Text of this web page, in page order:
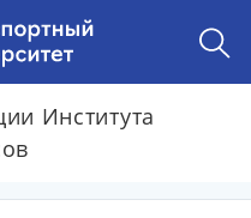
Института